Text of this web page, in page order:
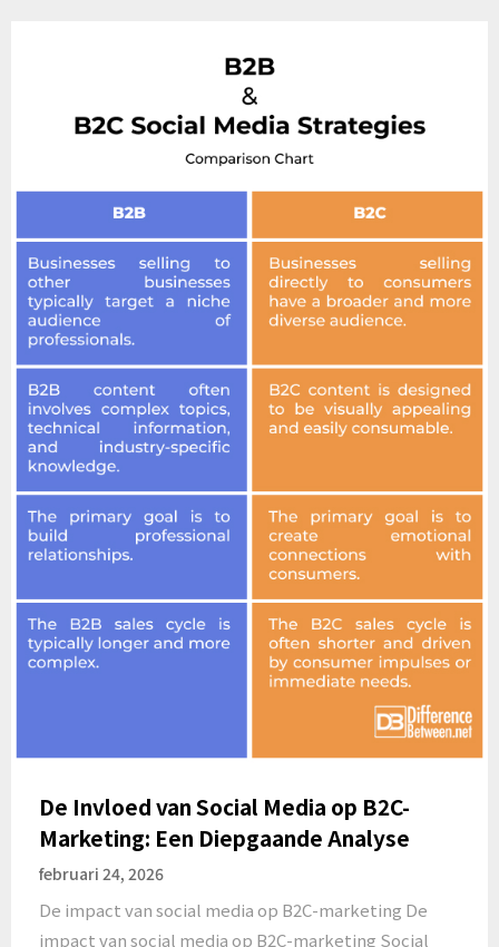
De Invloed van Social Media op B2C-
Marketing: Een Diepgaande Analyse
februari 24, 2026
De impact van social media op B2C-marketing De
impact van social media op B2C-marketing Social